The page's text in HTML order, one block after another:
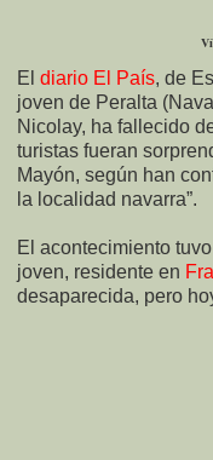
El diario El País, de
joven de Peralta
Nicolay, ha fallecido
turistas fueran
Mayón, según han
la localidad navarra”.
El acontecimiento
joven, residente en
desaparecida, pero